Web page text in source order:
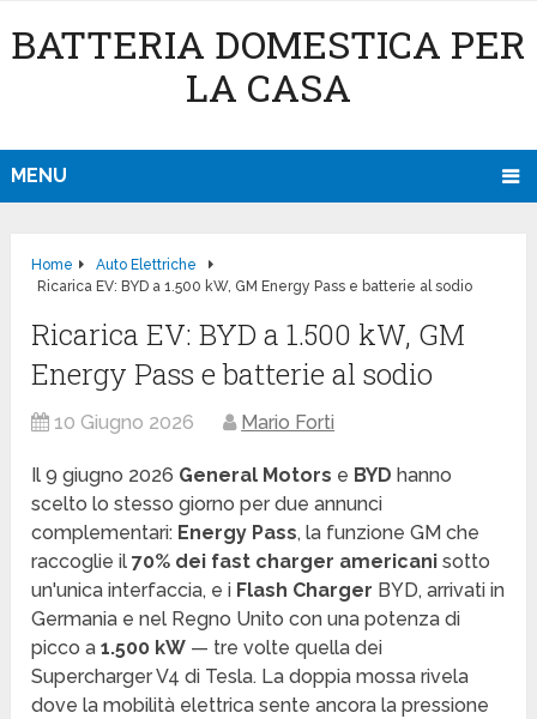
BATTERIA DOMESTICA PER
LA CASA
MENU
Home
Auto Elettriche
Ricarica EV: BYD a 1.500 kW, GM Energy Pass e batterie al sodio
Ricarica EV: BYD a 1.500 kW, GM
Energy Pass e batterie al sodio
10 Giugno 2026 Mario Forti
Il 9 giugno 2026 General Motors e BYD hanno
scelto lo stesso giorno per due annunci
complementari: Energy Pass, la funzione GM che
raccoglie il70% dei fast charger americani sotto
un'unica interfaccia, e i Flash Charger BYD, arrivati in
Germania e nel Regno Unito con una potenza di
picco a1.500 kW — tre volte quella dei
Supercharger V4 di Tesla. La doppia mossa rivela
dove la mobilità elettrica sente ancora la pressione